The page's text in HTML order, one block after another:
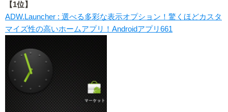
【1位】
ADW.Launcher : 選べる多彩な表示オプション！驚くほどカスタ
マイズ性の高いホームアプリ！Androidアプリ661